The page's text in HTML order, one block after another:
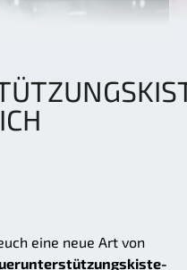
eine neue Art von